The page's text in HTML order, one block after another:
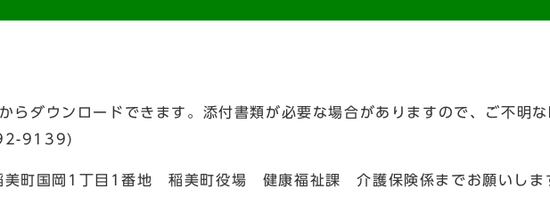
らダウンロードできます。添付書類が必要な場合がありますので、ご不明
9139)
町国岡1丁目1番地 稲美町役場 健康福祉課 介護保険係までお願いしま